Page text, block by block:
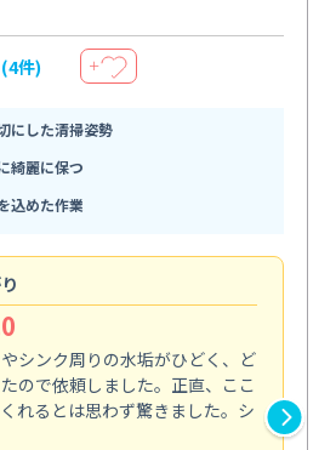
(4件) ＋
にした清掃姿勢
綺麗に保つ
込めた作業
シンク周りの水垢がひどく、ど
ので依頼しました。正直、ここ
れるとは思わず驚きました。シ